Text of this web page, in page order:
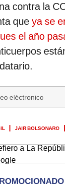
contra la
que ya se
el año
JAIR BOLSONARO
a La